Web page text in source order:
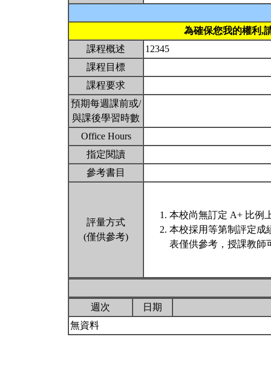
為確保您我的權利,
課程概述
12345
課程目標
課程要求
預期每週課前或/
與課後學習時數
Office Hours
指定閱讀
參考書目
評量方式
(僅供參考)
本校尚無訂定 A+ 比例
本校採用等第制評定成
表僅供參考，授課教師
週次
日期
無資料